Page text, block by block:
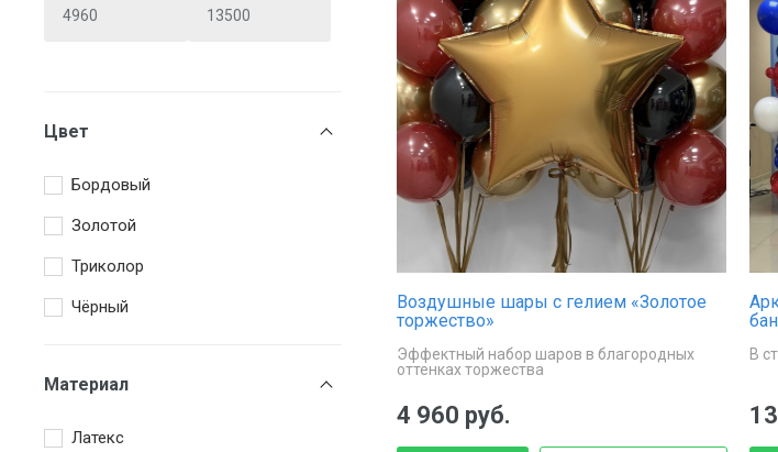
Цвет
Бордовый
Золотой
Триколор
Чёрный
Материал
Латекс
Воздушные шары с гелием «Золотое
торжество»
Эффектный набор шаров в благородных
оттенках торжества
4 960 руб.
В